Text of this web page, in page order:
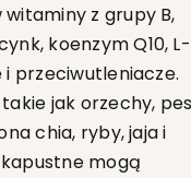
z grupy B,
koenzym Q10, L-
przeciwutleniacze.
jak orzechy,
chia, ryby, jaja i
mogą